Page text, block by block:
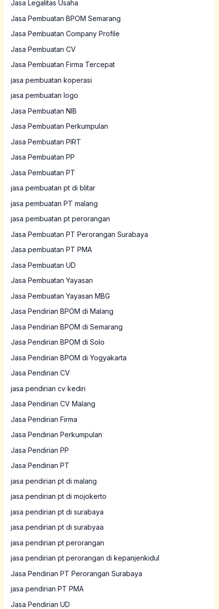
Jasa Legalitas Usaha
Jasa Pembuatan BPOM Semarang
Jasa Pembuatan Company Profile
Jasa Pembuatan CV
Jasa Pembuatan Firma Tercepat
jasa pembuatan koperasi
jasa pembuatan logo
Jasa Pembuatan NIB
Jasa Pembuatan Perkumpulan
Jasa Pembuatan PIRT
Jasa Pembuatan PP
Jasa Pembuatan PT
jasa pembuatan pt di blitar
jasa pembuatan PT malang
jasa pembuatan pt perorangan
Jasa Pembuatan PT Perorangan Surabaya
Jasa pembuatan PT PMA
Jasa Pembuatan UD
Jasa Pembuatan Yayasan
Jasa Pembuatan Yayasan MBG
Jasa Pendirian BPOM di Malang
Jasa Pendirian BPOM di Semarang
Jasa Pendirian BPOM di Solo
Jasa Pendirian BPOM di Yogyakarta
Jasa Pendirian CV
jasa pendirian cv kediri
Jasa Pendirian CV Malang
Jasa Pendirian Firma
Jasa Pendirian Perkumpulan
Jasa Pendirian PP
Jasa Pendirian PT
jasa pendirian pt di malang
jasa pendirian pt di mojokerto
jasa pendirian pt di surabaya
jasa pendirian pt di surabyaa
jasa pendirian pt perorangan
jasa pendirian pt perorangan di kepanjenkidul
Jasa Pendirian PT Perorangan Surabaya
jasa pendirian PT PMA
Jasa Pendirian UD